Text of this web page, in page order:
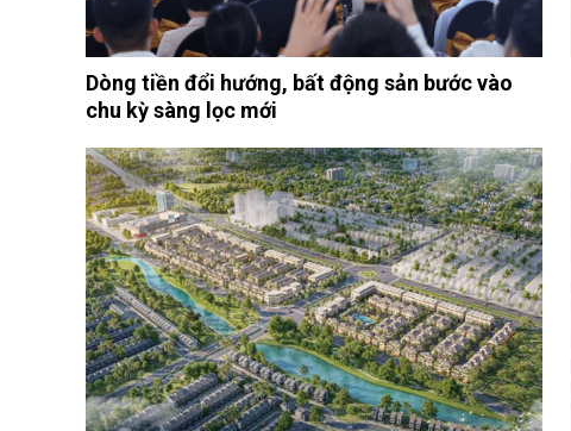
Dòng tiền đổi hướng, bất động sản bước vào
chu kỳ sàng lọc mới